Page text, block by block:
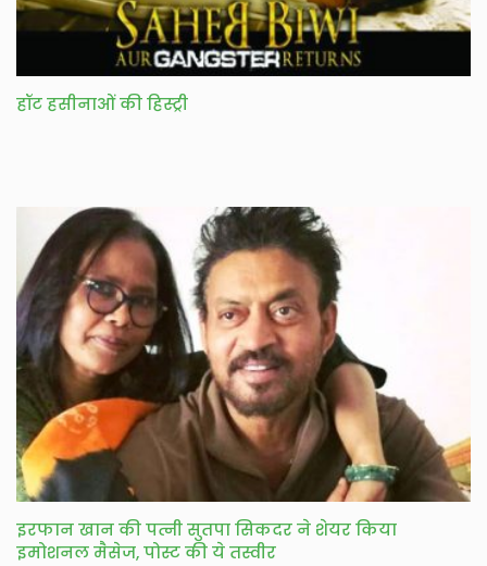
हॉट हसीनाओं की हिस्ट्री
इरफान खान की पत्नी सुतपा सिकदर ने शेयर किया
इमोशनल मैसेज, पोस्ट की ये तस्वीर